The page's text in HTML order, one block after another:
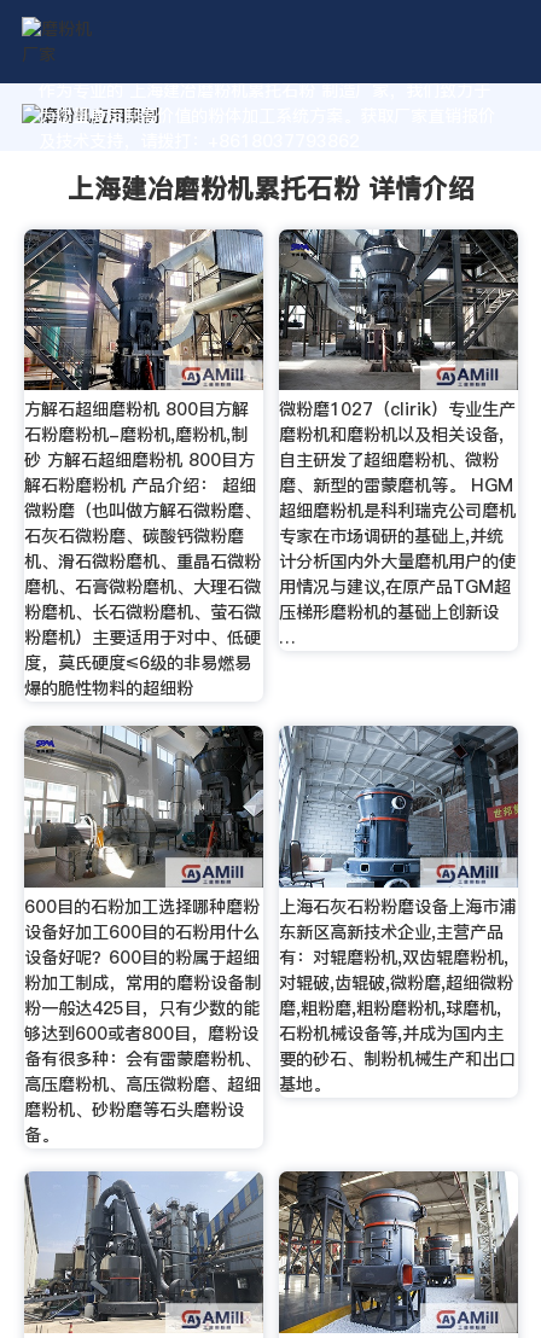
作为专业的 上海建冶磨粉机累托石粉 制造厂家，我们致力于
为您量身定制高价值的粉体加工系统方案。获取厂家直销报价
上海建冶磨粉机累托石粉 详情介绍
方解石超细磨粉机 800目方解
石粉磨粉机-磨粉机,磨粉机,制
砂 方解石超细磨粉机 800目方
解石粉磨粉机 产品介绍： 超细
微粉磨（也叫做方解石微粉磨、
石灰石微粉磨、碳酸钙微粉磨
机、滑石微粉磨机、重晶石微粉
磨机、石膏微粉磨机、大理石微
粉磨机、长石微粉磨机、萤石微
粉磨机）主要适用于对中、低硬
度，莫氏硬度≤6级的非易燃易
爆的脆性物料的超细粉
微粉磨1027（clirik）专业生产
磨粉机和磨粉机以及相关设备,
自主研发了超细磨粉机、微粉
磨、新型的雷蒙磨机等。 HGM
超细磨粉机是科利瑞克公司磨机
专家在市场调研的基础上,并统
计分析国内外大量磨机用户的使
用情况与建议,在原产品TGM超
压梯形磨粉机的基础上创新设
…
600目的石粉加工选择哪种磨粉
设备好加工600目的石粉用什么
设备好呢？600目的粉属于超细
粉加工制成，常用的磨粉设备制
粉一般达425目，只有少数的能
够达到600或者800目，磨粉设
备有很多种：会有雷蒙磨粉机、
高压磨粉机、高压微粉磨、超细
磨粉机、砂粉磨等石头磨粉设
备。
上海石灰石粉粉磨设备上海市浦
东新区高新技术企业,主营产品
有：对辊磨粉机,双齿辊磨粉机,
对辊破,齿辊破,微粉磨,超细微粉
磨,粗粉磨,粗粉磨粉机,球磨机,
石粉机械设备等,并成为国内主
要的砂石、制粉机械生产和出口
基地。